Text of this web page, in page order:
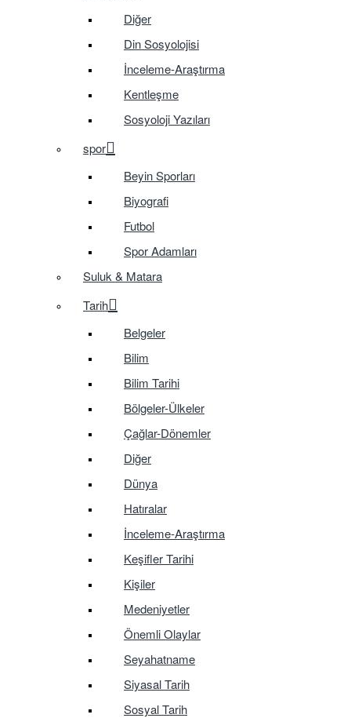
Diğer
Din Sosyolojisi
İnceleme-Araştırma
Kentleşme
Sosyoloji Yazıları
spor
Beyin Sporları
Biyografi
Futbol
Spor Adamları
Suluk & Matara
Tarih
Belgeler
Bilim
Bilim Tarihi
Bölgeler-Ülkeler
Çağlar-Dönemler
Diğer
Dünya
Hatıralar
İnceleme-Araştırma
Keşifler Tarihi
Kişiler
Medeniyetler
Önemli Olaylar
Seyahatname
Siyasal Tarih
Sosyal Tarih